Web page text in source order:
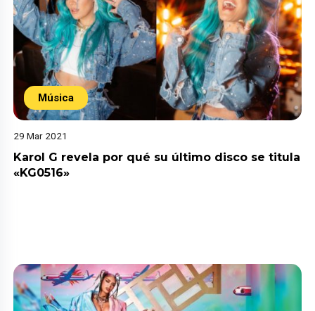
Música
29 Mar 2021
Karol G revela por qué su último disco se titula
«KG0516»